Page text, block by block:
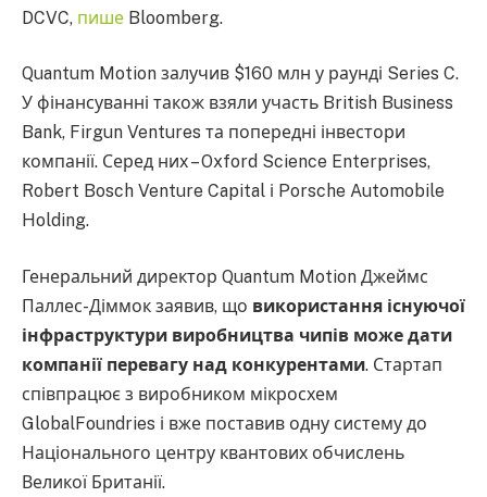
DCVC, пише Bloomberg.
Quantum Motion залучив $160 млн у раунді Series C.
У фінансуванні також взяли участь British Business
Bank, Firgun Ventures та попередні інвестори
компанії. Серед них – Oxford Science Enterprises,
Robert Bosch Venture Capital і Porsche Automobile
Holding.
Генеральний директор Quantum Motion Джеймс
Паллес-Діммок заявив, що використання існуючої
інфраструктури виробництва чипів може дати
компанії перевагу над конкурентами. Стартап
співпрацює з виробником мікросхем
GlobalFoundries і вже поставив одну систему до
Національного центру квантових обчислень
Великої Британії.